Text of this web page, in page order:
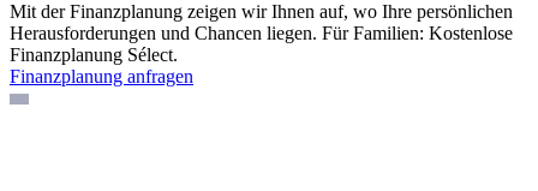
Mit der Finanzplanung zeigen wir Ihnen auf, wo Ihre persönlichen
Herausforderungen und Chancen liegen. Für Familien: Kostenlose
Finanzplanung Sélect.
Finanzplanung anfragen